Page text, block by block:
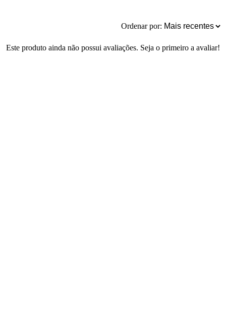
Ordenar por:
Este produto ainda não possui avaliações. Seja o primeiro a avaliar!